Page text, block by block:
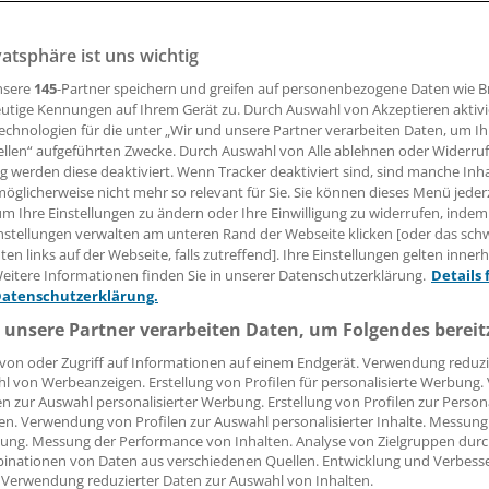
Fallakte ersetzt bislang papiergebundene Abläufe
Vorteile versprechen sich die Beteiligten davon?
15:23 Uhr
ist uns wichtig
145-Partner speichern und greifen auf personenbezogene Daten wie
Kennungen auf Ihrem Gerät zu. Durch Auswahl von Akzeptieren
für die unter „Wir und unsere Partner verarbeiten Daten, um
aufgeführten Zwecke. Durch Auswahl von Alle ablehnen oder
werden diese deaktiviert. Wenn Tracker deaktiviert sind, sind manche
nicht mehr so relevant für Sie. Sie können dieses Menü
Ihre Einstellungen zu ändern oder Ihre Einwilligung zu widerrufen, indem
verwalten am unteren Rand der Webseite klicken [oder das
links auf der Webseite, falls zutreffend]. Ihre Einstellungen gelten
Informationen finden Sie in unserer Datenschutzerklärung. Details
Partner verarbeiten Daten, um Folgendes
oder Zugriff auf Informationen auf einem Endgerät. Verwendung
von Werbeanzeigen. Erstellung von Profilen für personalisierte
zur Auswahl personalisierter Werbung. Erstellung von Profilen zur
Verwendung von Profilen zur Auswahl personalisierter Inhalte.
Messung der Performance von Inhalten. Analyse von Zielgruppen
von Daten aus verschiedenen Quellen. Entwicklung und
reduzierter Daten zur Auswahl von Inhalten.